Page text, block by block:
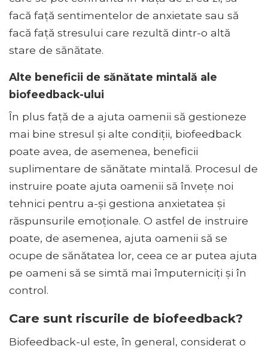
facă față sentimentelor de anxietate sau să
facă față stresului care rezultă dintr-o altă
stare de sănătate.
Alte beneficii de sănătate mintală ale
biofeedback-ului
În plus față de a ajuta oamenii să gestioneze
mai bine stresul și alte condiții, biofeedback
poate avea, de asemenea, beneficii
suplimentare de sănătate mintală. Procesul de
instruire poate ajuta oamenii să învețe noi
tehnici pentru a-și gestiona anxietatea și
răspunsurile emoționale. O astfel de instruire
poate, de asemenea, ajuta oamenii să se
ocupe de sănătatea lor, ceea ce ar putea ajuta
pe oameni să se simtă mai împuterniciți și în
control.
Care sunt riscurile de biofeedback?
Biofeedback-ul este, în general, considerat o